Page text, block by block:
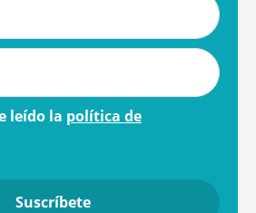
leído la política de